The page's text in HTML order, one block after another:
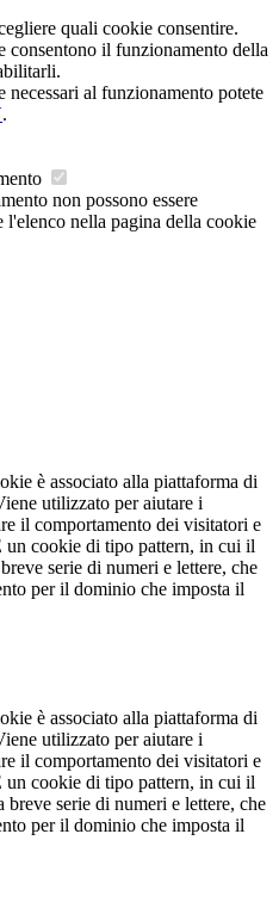
quali cookie consentire.
consentono il funzionamento della
al funzionamento potete
.
non possono essere
nella pagina della cookie
è associato alla piattaforma di
utilizzato per aiutare i
il comportamento dei visitatori e
un cookie di tipo pattern, in cui il
serie di numeri e lettere, che
per il dominio che imposta il
è associato alla piattaforma di
utilizzato per aiutare i
il comportamento dei visitatori e
un cookie di tipo pattern, in cui il
breve serie di numeri e lettere, che
per il dominio che imposta il